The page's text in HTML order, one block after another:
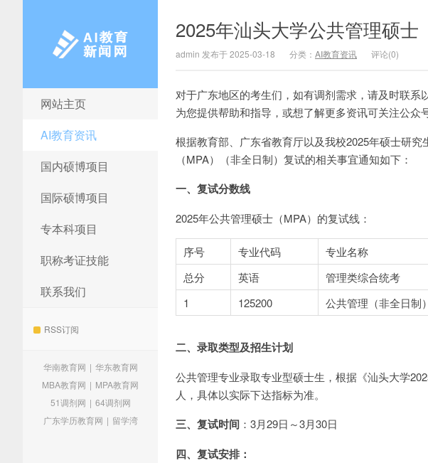
AI教育新闻网
网站主页
AI教育资讯
国内硕博项目
国际硕博项目
专本科项目
职称考证技能
联系我们
RSS订阅
华南教育网 | 华东教育网
MBA教育网 | MPA教育网
51调剂网 | 64调剂网
广东学历教育网 | 留学湾
2025年汕头大学公共管理硕
admin 发布于 2025-03-18 分类： AI教育资讯 评论(0)
对于广东地区的考生们，如有调剂需求，请及时联系
为您提供帮助和指导，或想了解更多资讯可关注公众
根据教育部、广东省教育厅以及我校2025年硕士研
（MPA）（非全日制）复试的相关事宜通知如下：
一、复试分数线
2025年公共管理硕士（MPA）的复试线：
序号 专业代码 专业名称
总分
英语
管理类综合统考
1
125200 公共管理（非全日制）
二、录取类型及招生计划
公共管理专业录取专业型硕士生，根据《汕头大学
人，具体以实际下达指标为准。
三、复试时间 ：3月29日～3月30日
四、复试安排：